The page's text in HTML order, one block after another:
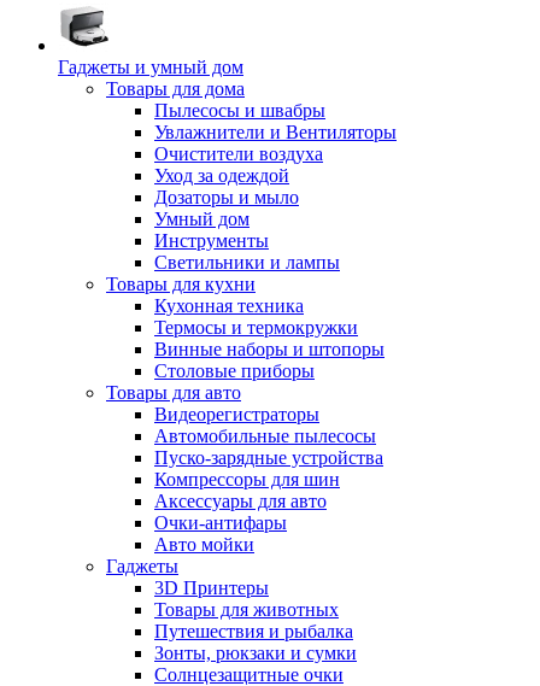
Гаджеты и умный дом
Товары для дома
Пылесосы и швабры
Увлажнители и Вентиляторы
Очистители воздуха
Уход за одеждой
Дозаторы и мыло
Умный дом
Инструменты
Светильники и лампы
Товары для кухни
Кухонная техника
Термосы и термокружки
Винные наборы и штопоры
Столовые приборы
Товары для авто
Видеорегистраторы
Автомобильные пылесосы
Пуско-зарядные устройства
Компрессоры для шин
Аксессуары для авто
Очки-антифары
Авто мойки
Гаджеты
3D Принтеры
Товары для животных
Путешествия и рыбалка
Зонты, рюкзаки и сумки
Солнцезащитные очки